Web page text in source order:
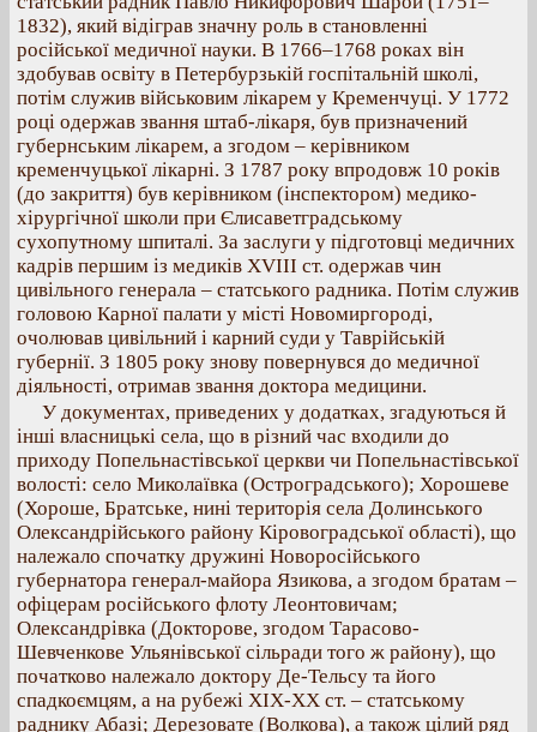
1832), який відіграв значну роль в становленні
російської медичної науки. В 1766–1768 роках він
здобував освіту в Петербурзькій госпітальній школі,
потім служив військовим лікарем у Кременчуці. У 1772
році одержав звання штаб-лікаря, був призначений
губернським лікарем, а згодом – керівником
кременчуцької лікарні. З 1787 року впродовж 10 років
(до закриття) був керівником (інспектором) медико-
хірургічної школи при Єлисаветградському
сухопутному шпиталі. За заслуги у підготовці медичних
кадрів першим із медиків ХVІІІ ст. одержав чин
цивільного генерала – статського радника. Потім служив
головою Карної палати у місті Новомиргороді,
очолював цивільний і карний суди у Таврійській
губернії. З 1805 року знову повернувся до медичної
діяльності, отримав звання доктора медицини.
У документах, приведених у додатках, згадуються й
інші власницькі села, що в різний час входили до
приходу Попельнастівської церкви чи Попельнастівської
волості: село Миколаївка (Остроградського); Хорошеве
(Хороше, Братське, нині територія села Долинського
Олександрійського району Кіровоградської області), що
належало спочатку дружині Новоросійського
губернатора генерал-майора Язикова, а згодом братам –
офіцерам російського флоту Леонтовичам;
Олександрівка (Докторове, згодом Тарасово-
Шевченкове Ульянівської сільради того ж району), що
початково належало доктору Де-Тельсу та його
спадкоємцям, а на рубежі ХІХ-ХХ ст. – статському
раднику Абазі; Дерезовате (Волкова), а також цілий ряд